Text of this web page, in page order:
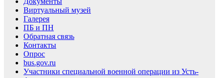
Виртуальный музей
Галерея
ПБ и ПН
Обратная связь
Контакты
Опрос
bus.gov.ru
Участники специальной военной операции из Усть-